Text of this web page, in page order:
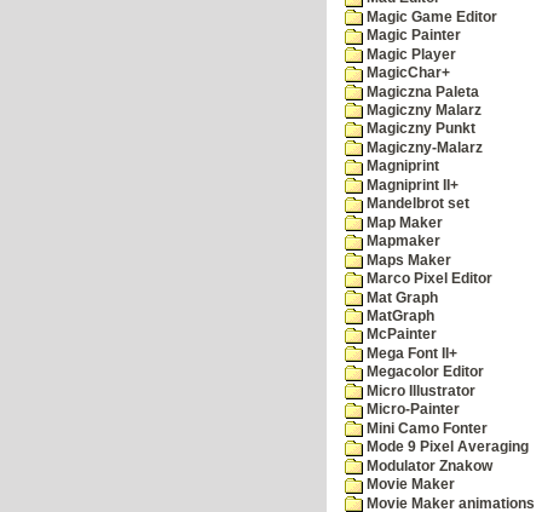
Magic Game Editor
Magic Painter
Magic Player
MagicChar+
Magiczna Paleta
Magiczny Malarz
Magiczny Punkt
Magiczny-Malarz
Magniprint
Magniprint II+
Mandelbrot set
Map Maker
Mapmaker
Maps Maker
Marco Pixel Editor
Mat Graph
MatGraph
McPainter
Mega Font II+
Megacolor Editor
Micro Illustrator
Micro-Painter
Mini Camo Fonter
Mode 9 Pixel Averaging
Modulator Znakow
Movie Maker
Movie Maker animations